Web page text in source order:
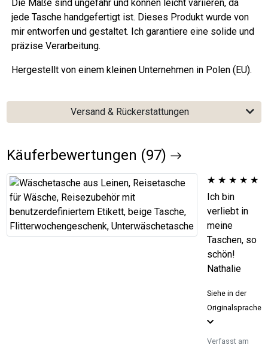
Die Maße sind ungefähr und können leicht variieren, da
jede Tasche handgefertigt ist. Dieses Produkt wurde von
mir entworfen und gestaltet. Ich garantiere eine solide und
präzise Verarbeitung.
Hergestellt von einem kleinen Unternehmen in Polen (EU).
Versand & Rückerstattungen
Käuferbewertungen (97)
★ ★ ★ ★ ★
Ich bin
verliebt in
meine
Taschen, so
schön!
Nathalie
Siehe in der
Originalsprache
Verfasst am